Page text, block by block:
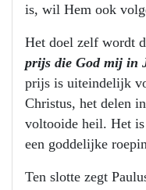
is, wil Hem ook
Het doel zelf wordt
prijs die God mij in
prijs is uiteindelijk
Christus, het delen
voltooide heil. Het is
een goddelijke
Ten slotte zegt